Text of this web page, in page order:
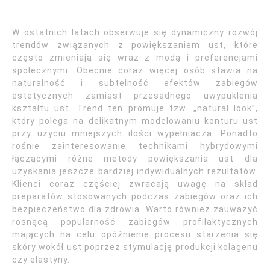
W ostatnich latach obserwuje się dynamiczny rozwój
trendów związanych z powiększaniem ust, które
często zmieniają się wraz z modą i preferencjami
społecznymi. Obecnie coraz więcej osób stawia na
naturalność i subtelność efektów zabiegów
estetycznych zamiast przesadnego uwypuklenia
kształtu ust. Trend ten promuje tzw. „natural look”,
który polega na delikatnym modelowaniu konturu ust
przy użyciu mniejszych ilości wypełniacza. Ponadto
rośnie zainteresowanie technikami hybrydowymi
łączącymi różne metody powiększania ust dla
uzyskania jeszcze bardziej indywidualnych rezultatów.
Klienci coraz częściej zwracają uwagę na skład
preparatów stosowanych podczas zabiegów oraz ich
bezpieczeństwo dla zdrowia. Warto również zauważyć
rosnącą popularność zabiegów profilaktycznych
mających na celu opóźnienie procesu starzenia się
skóry wokół ust poprzez stymulację produkcji kolagenu
czy elastyny.